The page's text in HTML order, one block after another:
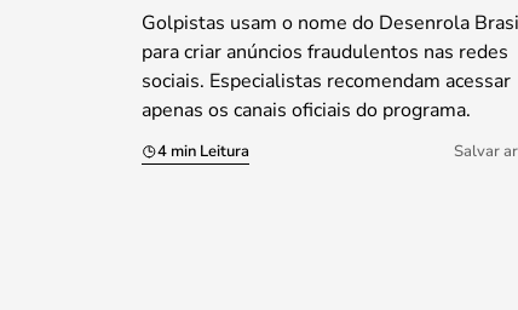
Golpistas usam o nome do Desenrola
para criar anúncios fraudulentos nas redes
sociais. Especialistas recomendam acessar
apenas os canais oficiais do programa.
4 min Leitura Salvar